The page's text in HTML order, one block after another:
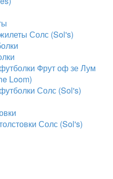
Солс (Sol's)
Фрут оф зе Лум
Loom)
Солс (Sol's)
Солс (Sol's)